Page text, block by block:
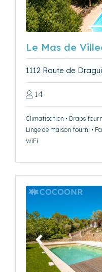
Le Mas de
1112 Route de
14
Climatisation • Draps
Linge de maison fourni •
WiFi
Précédent